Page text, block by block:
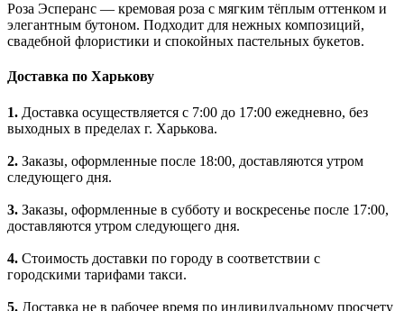
Роза Эсперанс — кремовая роза с мягким тёплым оттенком и
элегантным бутоном. Подходит для нежных композиций,
свадебной флористики и спокойных пастельных букетов.
Доставка по Харькову
1. Доставка осуществляется с 7:00 до 17:00 ежедневно, без
выходных в пределах г. Харькова.
2. Заказы, оформленные после 18:00, доставляются утром
следующего дня.
3. Заказы, оформленные в субботу и воскресенье после 17:00,
доставляются утром следующего дня.
4. Стоимость доставки по городу в соответствии с
городскими тарифами такси.
5. Доставка не в рабочее время по индивидуальному просчету